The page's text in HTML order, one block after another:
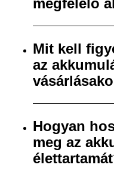
Mit kell
az
Hogyan
meg az